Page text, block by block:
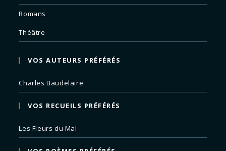
Romans
Théâtre
VOS AUTEURS PRÉFÉRÉS
Charles Baudelaire
VOS RECUEILS PRÉFÉRÉS
Les Fleurs du Mal